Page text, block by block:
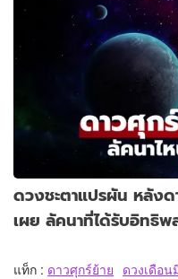
ดวงชะตาแปรผัน หลังด
เผย ลัคนาที่ได้รับอิทธิพ
แท็ก : ดาวศุกร์ย้าย ดวงเดือ